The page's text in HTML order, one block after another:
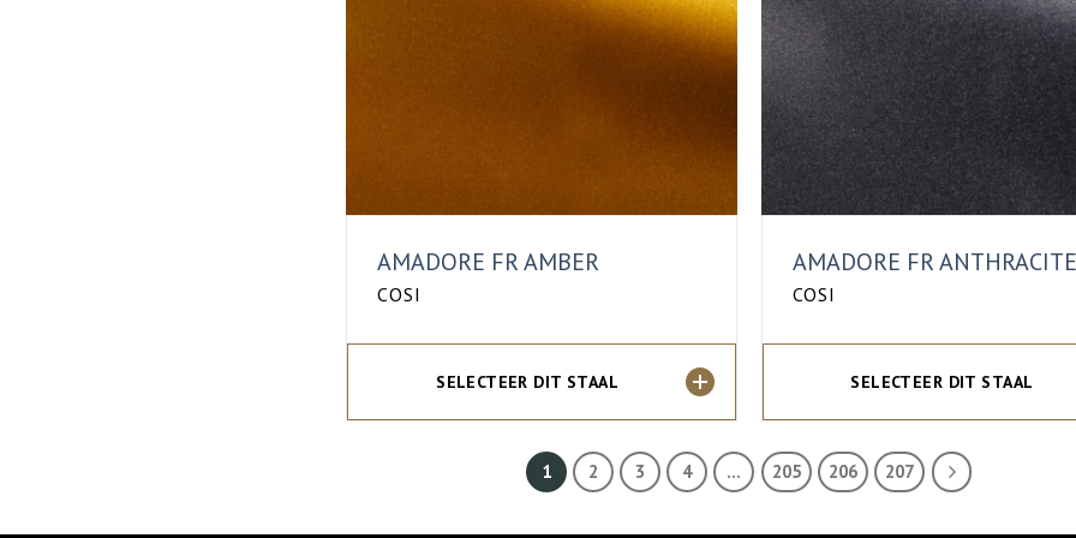
AMADORE FR AMBER
COSI
SELECTEER DIT STAAL
AMADORE FR ANTHRACITE
COSI
SELECTEER DIT STAAL
1 2 3 4 … 205 206 207